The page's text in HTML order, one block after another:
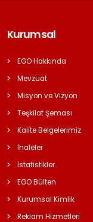
Kurumsal
EGO Hakkında
Mevzuat
Misyon ve Vizyon
Teşkilat Şeması
Kalite Belgelerimiz
İhaleler
İstatistikler
EGO Bülten
Kurumsal Kimlik
Reklam Hizmetleri